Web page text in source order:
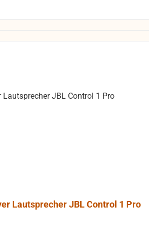
Lautsprecher JBL Control 1 Pro